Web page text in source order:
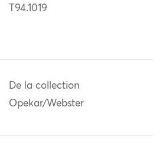
T94.1019
De la collection
Opekar/Webster